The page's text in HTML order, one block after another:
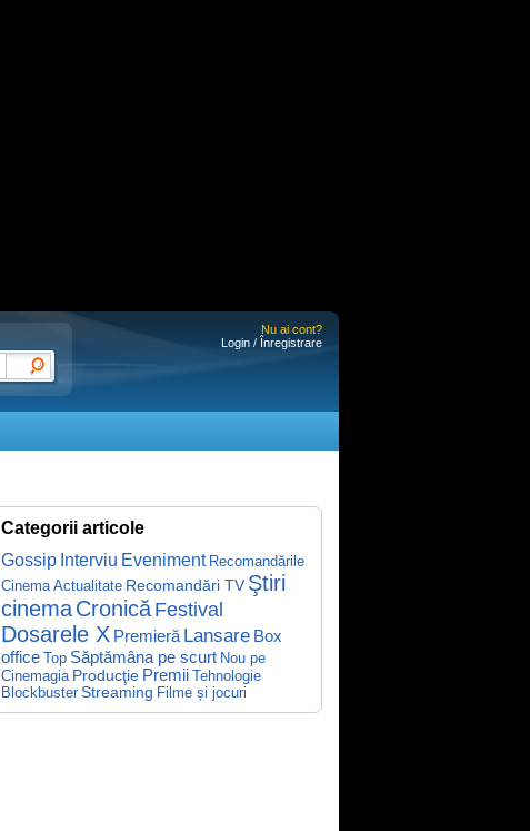
Nu ai cont?
Login / Înregistrare
Categorii articole
Gossip Interviu Eveniment Recomandările
Cinema Actualitate Recomandări TV Ştiri
cinemaCronicăFestival
Dosarele X Premieră Lansare Box
office Top Săptămâna pe scurt Nou pe
Cinemagia Producţie Premii Tehnologie
Blockbuster Streaming Filme și jocuri